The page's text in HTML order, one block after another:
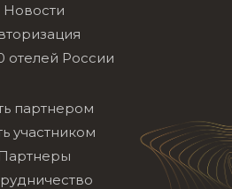
Новости
отелей России
партнером
участником
Партнеры